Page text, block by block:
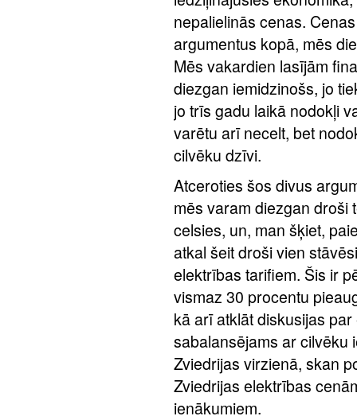
nepalielinās cenas.
argumentus kopā, mēs
Mēs vakardien lasījām
diezgan iemidzinošs, jo
jo trīs gadu laikā nodokļi
varētu arī necelt, bet
cilvēku dzīvi.
Atceroties šos divus
mēs varam diezgan droši
celsies, un, man šķiet,
atkal šeit droši vien
elektrības tarifiem. Šis ir
vismaz 30 procentu
kā arī atklāt diskusijas
sabalansējams ar cilvēku
Zviedrijas virzienā, skan
Zviedrijas elektrības
ienākumiem.